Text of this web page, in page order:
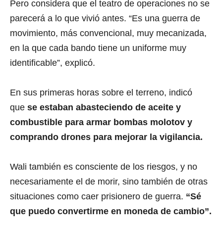
Pero considera que el teatro de operaciones no se
parecerá a lo que vivió antes. “Es una guerra de
movimiento, más convencional, muy mecanizada,
en la que cada bando tiene un uniforme muy
identificable”, explicó.
En sus primeras horas sobre el terreno, indicó
que se estaban abasteciendo de aceite y
combustible para armar bombas molotov y
comprando drones para mejorar la vigilancia.
Wali también es consciente de los riesgos, y no
necesariamente el de morir, sino también de otras
situaciones como caer prisionero de guerra. “Sé
que puedo convertirme en moneda de cambio”.